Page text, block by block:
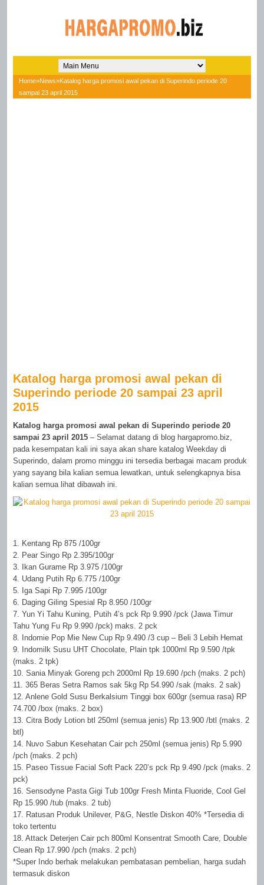
Home»News»Katalog harga promosi awal pekan di Superindo periode 20
sampai 23 april 2015
Katalog harga promosi awal pekan di
Superindo periode 20 sampai 23 april
2015
Katalog harga promosi awal pekan di Superindo periode 20
sampai 23 april 2015 – Selamat datang di blog hargapromo.biz,
pada kesempatan kali ini saya akan share katalog Weekday di
Superindo, dalam promo minggu ini tersedia berbagai macam produk
yang sayang bila kalian semua lewatkan, untuk selengkapnya bisa
kalian semua lihat dibawah ini.
1. Kentang Rp 875 /100gr
2. Pear Singo Rp 2.395/100gr
3. Ikan Gurame Rp 3.975 /100gr
4. Udang Putih Rp 6.775 /100gr
5. Iga Sapi Rp 7.995 /100gr
6. Daging Giling Spesial Rp 8.950 /100gr
7. Yun Yi Tahu Kuning, Putih 4’s pck Rp 9.990 /pck (Jawa Timur
Tahu Yung Fu Rp 9.990 /pck) maks. 2 pck
8. Indomie Pop Mie New Cup Rp 9.490 /3 cup – Beli 3 Lebih Hemat
9. Indomilk Susu UHT Chocolate, Plain tpk 1000ml Rp 9.590 /tpk
(maks. 2 tpk)
10. Sania Minyak Goreng pch 2000ml Rp 19.690 /pch (maks. 2 pch)
11. 365 Beras Setra Ramos sak 5kg Rp 54.990 /sak (maks. 2 sak)
12. Anlene Gold Susu Berkalsium Tinggi box 600gr (semua rasa) RP
74.700 /box (maks. 2 box)
13. Citra Body Lotion btl 250ml (semua jenis) Rp 13.900 /btl (maks. 2
btl)
14. Nuvo Sabun Kesehatan Cair pch 250ml (semua jenis) Rp 5.990
/pch (maks. 2 pch)
15. Paseo Tissue Facial Soft Pack 220’s pck Rp 9.490 /pck (maks. 2
pck)
16. Sensodyne Pasta Gigi Tub 100gr Fresh Minta Fluoride, Cool Gel
Rp 15.990 /tub (maks. 2 tub)
17. Ratusan Produk Unilever, P&G, Nestle Diskon 40% *Tersedia di
toko tertentu
18. Attack Deterjen Cair pch 800ml Konsentrat Smooth Care, Double
Clean Rp 17.990 /pch (maks. 2 pch)
*Super Indo berhak melakukan pembatasan pembelian, harga sudah
termasuk diskon